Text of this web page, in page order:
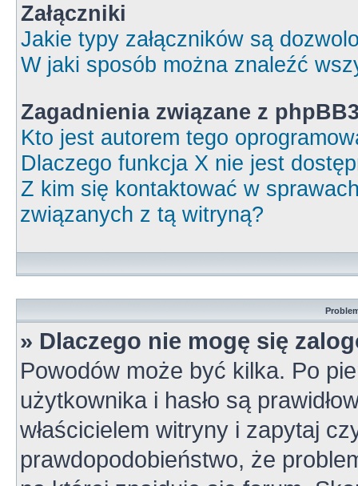
Załączniki
Jakie typy załączników są
W jaki sposób można znaleźć
Zagadnienia związane z
Kto jest autorem tego
Dlaczego funkcja X nie jest
Z kim się kontaktować w
związanych z tą witryną?
» Dlaczego nie mogę się
Powodów może być kilka. Po
użytkownika i hasło są
właścicielem witryny i zapytaj
prawdopodobieństwo, że